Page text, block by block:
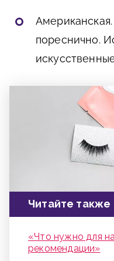
пореснично.
Читайте также
«Что нужно для
рекомендации»